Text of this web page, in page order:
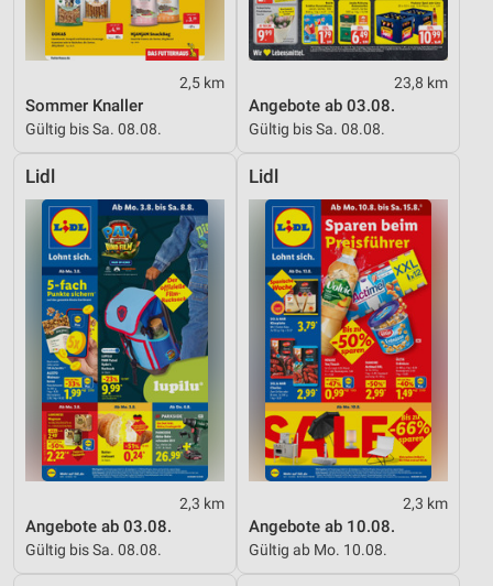
2,5 km
Sommer Knaller
Gültig bis Sa. 08.08.
23,8 km
Angebote ab 03.08.
Gültig bis Sa. 08.08.
Lidl
2,3 km
Angebote ab 03.08.
Gültig bis Sa. 08.08.
Lidl
2,3 km
Angebote ab 10.08.
Gültig ab Mo. 10.08.